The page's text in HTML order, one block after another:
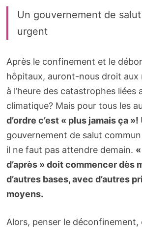
Un gouvernement de
urgent
Après le confinement et le
hôpitaux, auront-nous droit aux
à l’heure des catastrophes liées
climatique? Mais pour tous les
d’ordre c’est « plus jamais ça »!
gouvernement de salut
il ne faut pas attendre demain.
d’après » doit commencer dès
d’autres bases, avec d’autres
moyens.
Alors, penser le déconfinement,